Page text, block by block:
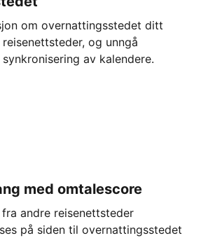
om overnattingsstedet ditt
og unngå
av kalendere.
med omtalescore
andre reisenettsteder
på siden til overnattingsstedet